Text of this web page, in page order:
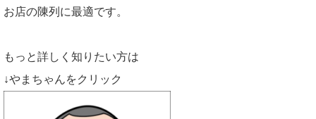
お店の陳列に最適です。
もっと詳しく知りたい方は
↓やまちゃんをクリック